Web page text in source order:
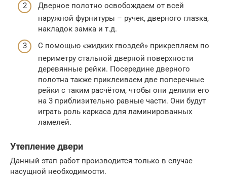
Дверное полотно освобождаем от всей
наружной фурнитуры – ручек, дверного глазка,
накладок замка и т.д.
С помощью «жидких гвоздей» прикрепляем по
периметру стальной дверной поверхности
деревянные рейки. Посередине дверного
полотна также приклеиваем две поперечные
рейки с таким расчётом, чтобы они делили его
на 3 приблизительно равные части. Они будут
играть роль каркаса для ламинированных
ламелей.
Утепление двери
Данный этап работ производится только в случае
насущной необходимости.